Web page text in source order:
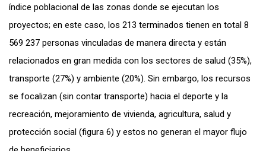
índice poblacional de las zonas donde se ejecutan los
proyectos; en este caso, los 213 terminados tienen en total 8
569 237 personas vinculadas de manera directa y están
relacionados en gran medida con los sectores de salud (35%),
transporte (27%) y ambiente (20%). Sin embargo, los recursos
se focalizan (sin contar transporte) hacia el deporte y la
recreación, mejoramiento de vivienda, agricultura, salud y
protección social (figura 6) y estos no generan el mayor flujo